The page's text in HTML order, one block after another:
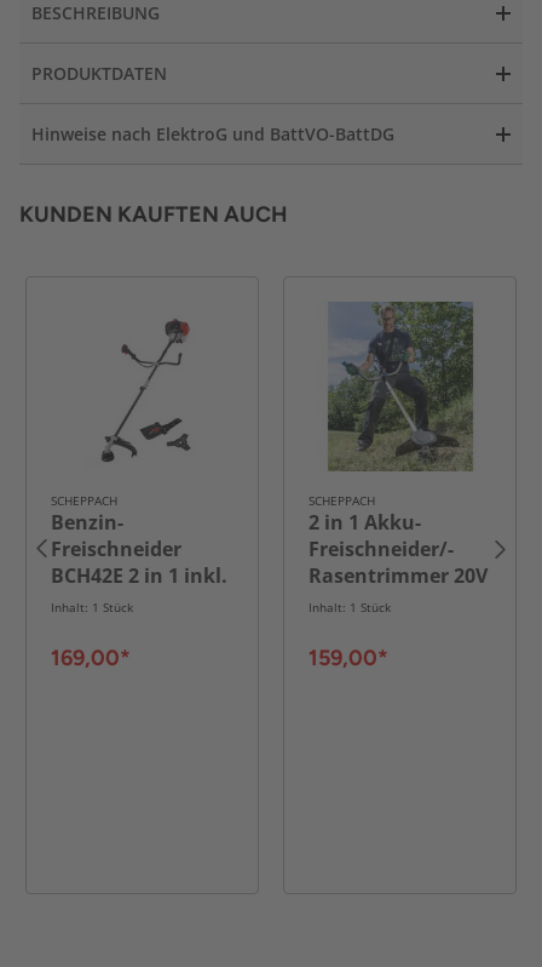
BESCHREIBUNG
PRODUKTDATEN
Hinweise nach ElektroG und BattVO-BattDG
KUNDEN KAUFTEN AUCH
SCHEPPACH
Benzin-
Freischneider
BCH42E 2 in 1 inkl.
Zubehör
Inhalt: 1 Stück
169,00*
SCHEPPACH
2 in 1 Akku-
Freischneider/-
Rasentrimmer 20V
inkl. 2x 4,0 Ah
Ladegerät
Inhalt: 1 Stück
159,00*